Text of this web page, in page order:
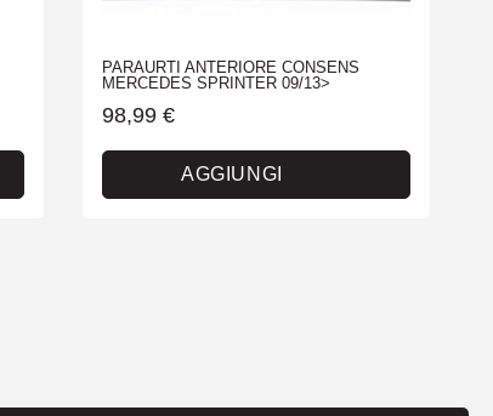
PARAURTI ANTERIORE CONSENS
MERCEDES SPRINTER 09/13>
98,99 €
AGGIUNGI